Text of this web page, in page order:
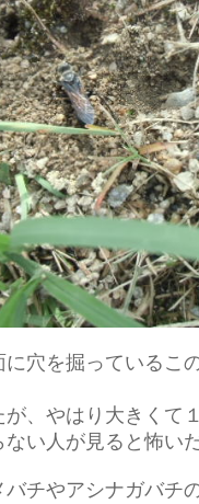
穴を掘っているこ
、やはり大きくて
ない人が見ると怖い
バチやアシナガバチ